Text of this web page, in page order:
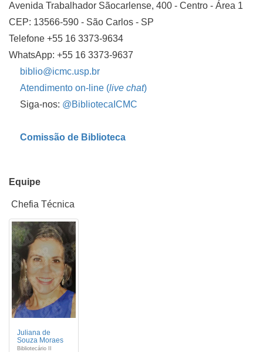
Avenida Trabalhador Sãocarlense, 400 - Centro - Área 1
CEP: 13566-590 - São Carlos - SP
Telefone +55 16 3373-9634
WhatsApp: +55 16 3373-9637
biblio@icmc.usp.br
Atendimento on-line (live chat)
Siga-nos: @BibliotecaICMC
Comissão de Biblioteca
Equipe
Chefia Técnica
Juliana de
Souza Moraes
Bibliotecário II